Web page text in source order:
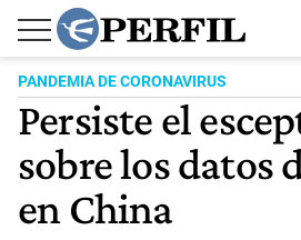
PANDEMIA DE CORONAVIRUS
Persiste el
sobre los datos
en China